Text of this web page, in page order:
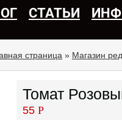
СТАТЬИ
страница » Магазин
Томат
55Р